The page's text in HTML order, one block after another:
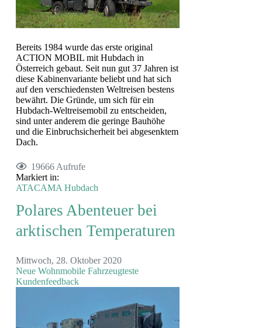
Bereits 1984 wurde das erste original
ACTION MOBIL mit Hubdach in
Österreich gebaut. Seit nun gut 37 Jahren ist
diese Kabinenvariante beliebt und hat sich
auf den verschiedensten Weltreisen bestens
bewährt. Die Gründe, um sich für ein
Hubdach-Weltreisemobil zu entscheiden,
sind unter anderem die geringe Bauhöhe
und die Einbruchsicherheit bei abgesenktem
Dach.
19666 Aufrufe
Markiert in:
ATACAMA Hubdach
Polares Abenteuer bei
arktischen Temperaturen
Mittwoch, 28. Oktober 2020
Neue Wohnmobile Fahrzeugteste
Kundenfeedback